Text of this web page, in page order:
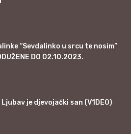
“Sevdalinko u srcu te nosim”
DO 02.10.2023.
Ljubav je djevojački san (V1DEO)